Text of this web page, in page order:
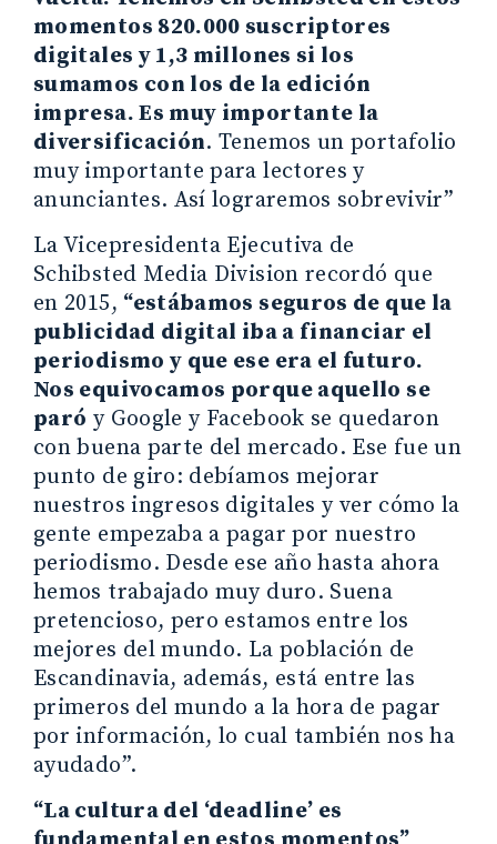
momentos 820.000 suscriptores
digitales y 1,3 millones si los
sumamos con los de la edición
impresa. Es muy importante la
diversificación. Tenemos un portafolio
muy importante para lectores y
anunciantes. Así lograremos sobrevivir”
La Vicepresidenta Ejecutiva de
Schibsted Media Division recordó que
en 2015, “estábamos seguros de que la
publicidad digital iba a financiar el
periodismo y que ese era el futuro.
Nos equivocamos porque aquello se
paró y Google y Facebook se quedaron
con buena parte del mercado. Ese fue un
punto de giro: debíamos mejorar
nuestros ingresos digitales y ver cómo la
gente empezaba a pagar por nuestro
periodismo. Desde ese año hasta ahora
hemos trabajado muy duro. Suena
pretencioso, pero estamos entre los
mejores del mundo. La población de
Escandinavia, además, está entre las
primeros del mundo a la hora de pagar
por información, lo cual también nos ha
ayudado”.
“La cultura del ‘deadline’ es